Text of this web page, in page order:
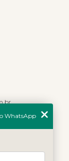
MT - 78085-636
WhatsApp